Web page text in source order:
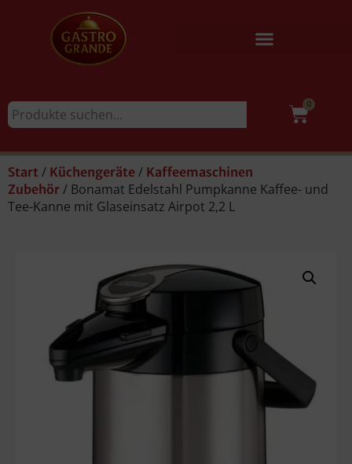
0
Start / Küchengeräte / Kaffeemaschinen
Zubehör / Bonamat Edelstahl Pumpkanne Kaffee- und
Tee-Kanne mit Glaseinsatz Airpot 2,2 L